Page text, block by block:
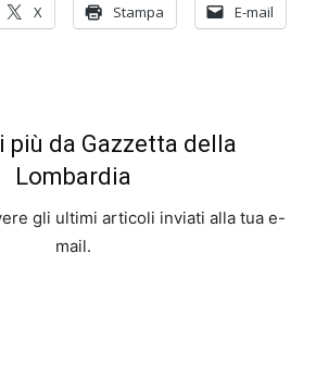
X Stampa E-mail
più da Gazzetta della
Lombardia
gli ultimi articoli inviati alla tua e-
mail.